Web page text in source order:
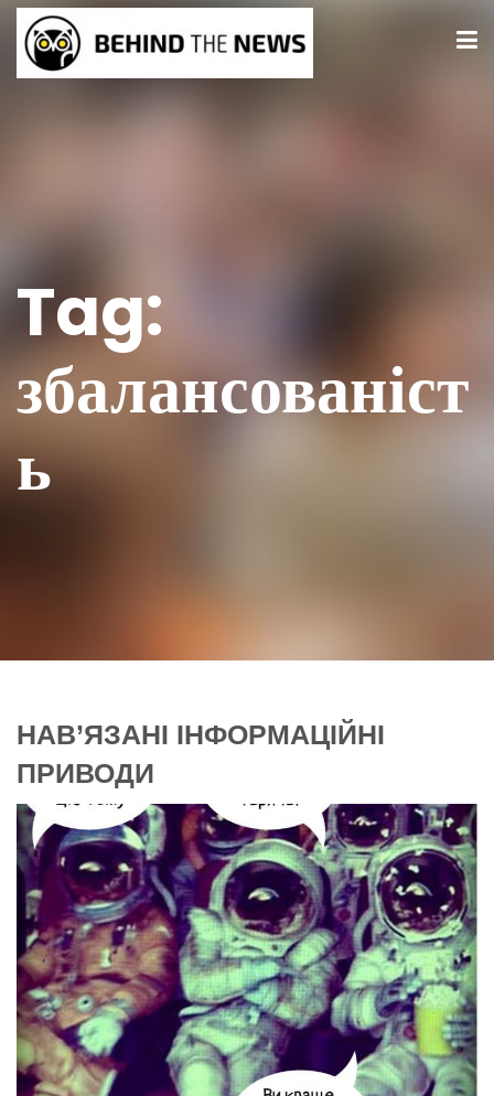
Tag:
збалансованіст
ь
НАВ’ЯЗАНІ ІНФОРМАЦІЙНІ
ПРИВОДИ